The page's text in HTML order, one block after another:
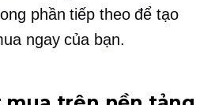
phần tiếp theo để tạo
ngay của bạn.